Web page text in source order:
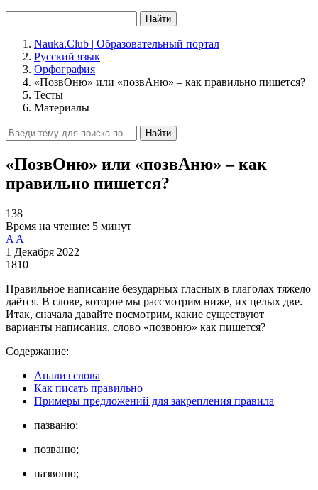
Найти
Nauka.Club | Образовательный портал
Русский язык
Орфография
«ПозвОню» или «позвАню» – как правильно пишется?
Тесты
Материалы
Найти
«ПозвОню» или «позвАню» – как
правильно пишется?
138
Время на чтение: 5 минут
A A
1 Декабря 2022
1810
Правильное написание безударных гласных в глаголах тяжело
даётся. В слове, которое мы рассмотрим ниже, их целых две.
Итак, сначала давайте посмотрим, какие существуют
варианты написания, слово «позвоню» как пишется?
Содержание:
Анализ слова
Как писать правильно
Примеры предложений для закрепления правила
пазваню;
позваню;
пазвоню;